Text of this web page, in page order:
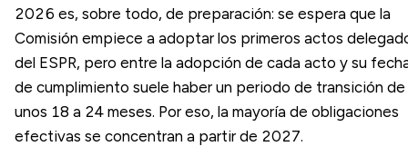
2026 es, sobre todo, de preparación: se espera que la
Comisión empiece a adoptar los primeros actos
del ESPR, pero entre la adopción de cada acto y su
de cumplimiento suele haber un periodo de transición de
unos 18 a 24 meses. Por eso, la mayoría de obligaciones
efectivas se concentran a partir de 2027.